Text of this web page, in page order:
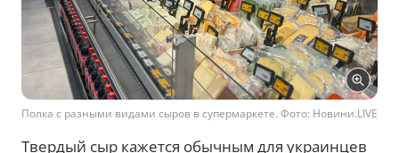
Полка с разными видами сыров в супермаркете. Фото: Новини.LIVE
Твердый сыр кажется обычным для украинцев